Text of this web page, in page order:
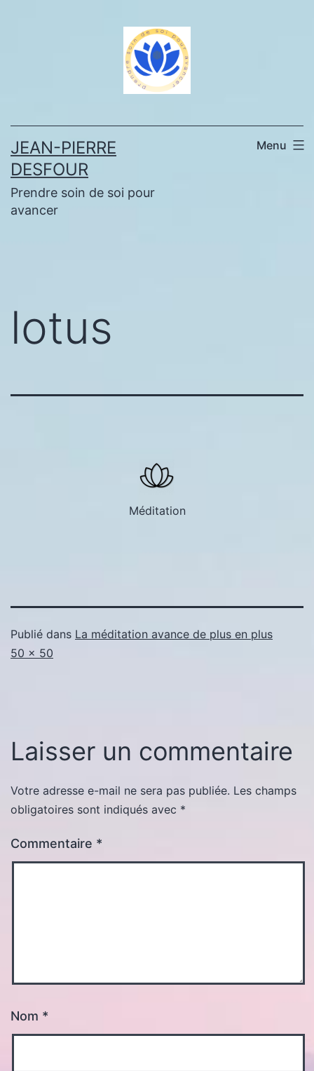
JEAN-PIERRE
DESFOUR
Prendre soin de soi pour
avancer
Menu
lotus
Méditation
Publié dans La méditation avance de plus en plus
Taille
50 × 50
Laisser un commentaire
Votre adresse e-mail ne sera pas publiée. Les champs
obligatoires sont indiqués avec *
Commentaire *
Nom *